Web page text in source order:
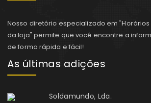
Nosso diretório especializado em
da loja" permite que você encontre a
de forma rápida e fácil!
As últimas adições
Soldamundo, Lda.